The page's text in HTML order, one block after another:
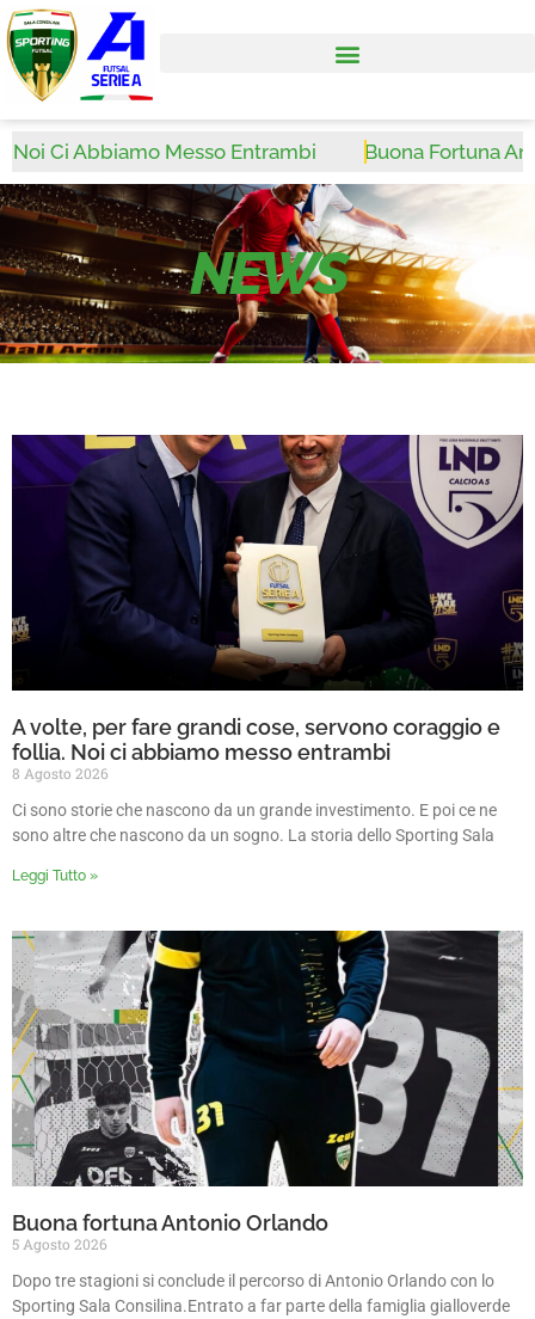
Abbiamo Messo Entrambi Buona Fortuna Antonio
NEWS
A volte, per fare grandi cose, servono coraggio e
follia. Noi ci abbiamo messo entrambi
8 Agosto 2026
Ci sono storie che nascono da un grande investimento. E poi ce ne
sono altre che nascono da un sogno. La storia dello Sporting Sala
Leggi Tutto »
Buona fortuna Antonio Orlando
5 Agosto 2026
Dopo tre stagioni si conclude il percorso di Antonio Orlando con lo
Sporting Sala Consilina.Entrato a far parte della famiglia gialloverde